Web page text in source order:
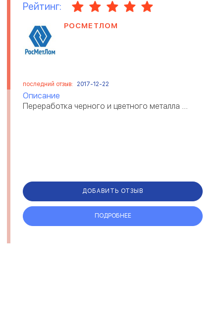
Рейтинг:
РОСМЕТЛОМ
последний отзыв: 2017-12-22
Описание
Переработка черного и цветного металла ...
ДОБАВИТЬ ОТЗЫВ
ПОДРОБНЕЕ